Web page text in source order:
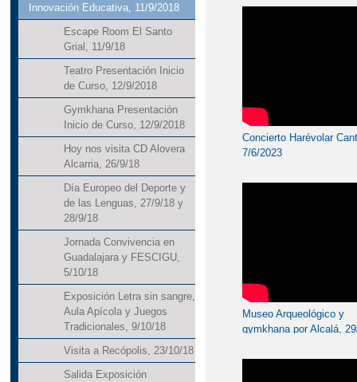
Innovación Educativa, 11/9/2018
Escape Room El Santo
Grial, 11/9/18
Teatro Presentación Inicio
de Curso, 12/9/2018
Gymkhana Presentación
Inicio de Curso, 12/9/2018
Hoy nos visita CD Alovera
Alcarria, 26/9/18
Día Europeo del Deporte y
de las Lenguas, 27/9/18 y
28/9/18
Jornada Convivencia en
Guadalajara y FESCIGU,
5/10/18
Exposición Letra sin sangre,
Aula Apícola y Juegos
Tradicionales, 9/10/18
Visita a Recópolis, 23/10/18
Salida Exposición
Concierto Harévolar
7/6/2023
Museo Arqueológico y
gymkhana por Alcalá,